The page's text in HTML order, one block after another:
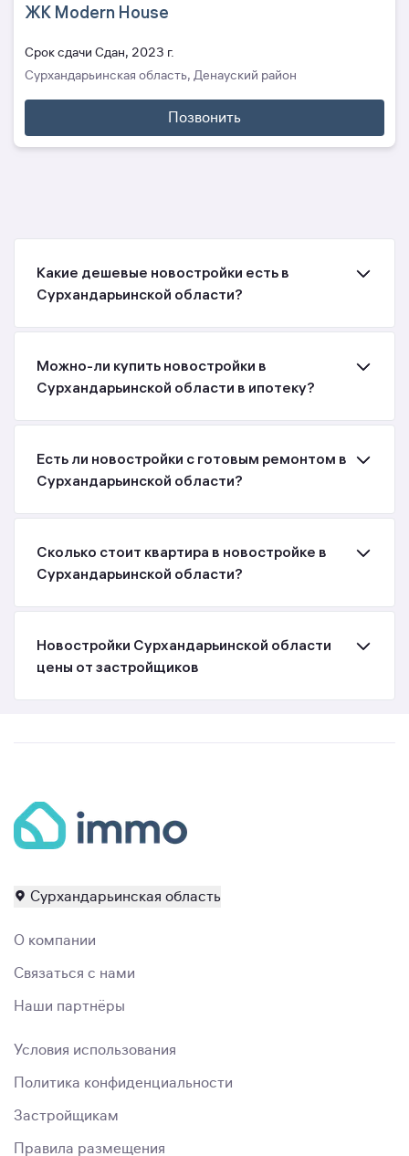
ЖК Modern House
Cрок сдачи Сдан, 2023 г.
Сурхандарьинская область, Денауский район
Позвонить
Какие дешевые новостройки есть в
Сурхандарьинской области?
Можно-ли купить новостройки в
Сурхандарьинской области в ипотеку?
Есть ли новостройки с готовым ремонтом в
Сурхандарьинской области?
Сколько стоит квартира в новостройке в
Сурхандарьинской области?
Новостройки Сурхандарьинской области
цены от застройщиков
Сурхандарьинская область
О компании
Связаться с нами
Наши партнёры
Условия использования
Политика конфиденциальности
Застройщикам
Правила размещения